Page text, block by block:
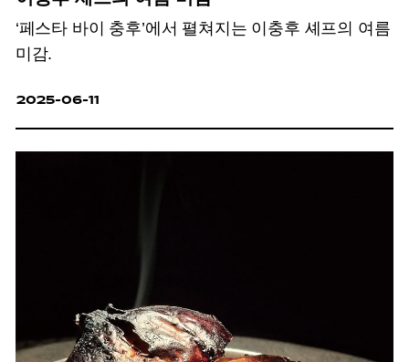
‘페스타 바이 충후’에서 펼쳐지는 이충후 셰프의 여름
미감.
2025-06-11